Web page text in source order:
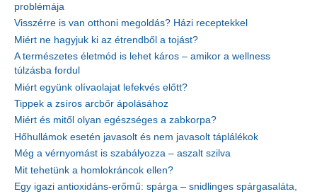
problémája
Visszérre is van otthoni megoldás? Házi receptekkel
Miért ne hagyjuk ki az étrendből a tojást?
A természetes életmód is lehet káros – amikor a wellness
túlzásba fordul
Miért együnk olívaolajat lefekvés előtt?
Tippek a zsíros arcbőr ápolásához
Miért és mitől olyan egészséges a zabkorpa?
Hőhullámok esetén javasolt és nem javasolt táplálékok
Még a vérnyomást is szabályozza – aszalt szilva
Mit tehetünk a homlokráncok ellen?
Egy igazi antioxidáns-erőmű: spárga – snidlinges spárgasaláta,